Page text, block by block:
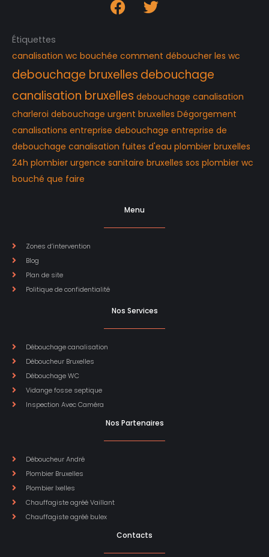
Étiquettes
canalisation wc bouchée comment déboucher les wc
debouchage bruxelles debouchage
canalisation bruxelles debouchage canalisation
charleroi debouchage urgent bruxelles Dégorgement
canalisations entreprise debouchage entreprise de
debouchage canalisation fuites d'eau plombier bruxelles
24h plombier urgence sanitaire bruxelles sos plombier wc
bouché que faire
Menu
Zones d’intervention
Blog
Plan de site
Politique de confidentialité
Nos Services
Débouchage canalisation
Déboucheur Bruxelles
Débouchage WC
Vidange fosse septique
Inspection Avec Caméra
Nos Partenaires
Déboucheur André
Plombier Bruxelles
Plombier Ixelles
Chauffagiste agréé Vaillant
Chauffagiste agréé bulex
Contacts